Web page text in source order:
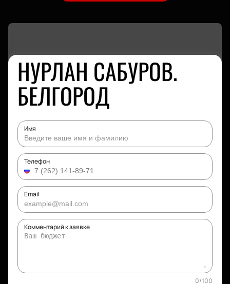
НУРЛАН САБУРОВ.
БЕЛГОРОД
Имя
Телефон
Email
Комментарий к заявке
0/100